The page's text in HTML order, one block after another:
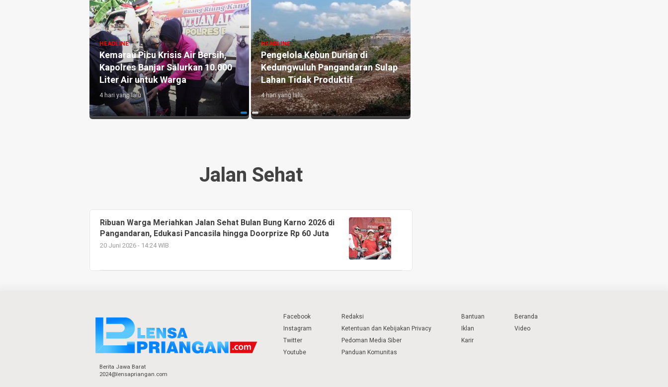
HEADLINE
Kemarau Picu Krisis Air Bersih,
Kapolres Banjar Salurkan 10.000
Liter Air untuk Warga
4 hari yang lalu
HEADLINE
Pengelola Kebun Durian di
Kedungwuluh Pangandaran Sulap
Lahan Tidak Produktif ‎
4 hari yang lalu
Jalan Sehat
Ribuan Warga Meriahkan Jalan Sehat Bulan Bung Karno 2026 di
Pangandaran, Edukasi Pancasila hingga Doorprize Rp 60 Juta
20 Juni 2026 - 14:24 WIB
Berita Jawa Barat
2024@lensapriangan.com
Facebook
Instagram
Twitter
Youtube
Redaksi
Ketentuan dan Kebijakan Privacy
Pedoman Media Siber
Panduan Komunitas
Bantuan
Iklan
Karir
Beranda
Video